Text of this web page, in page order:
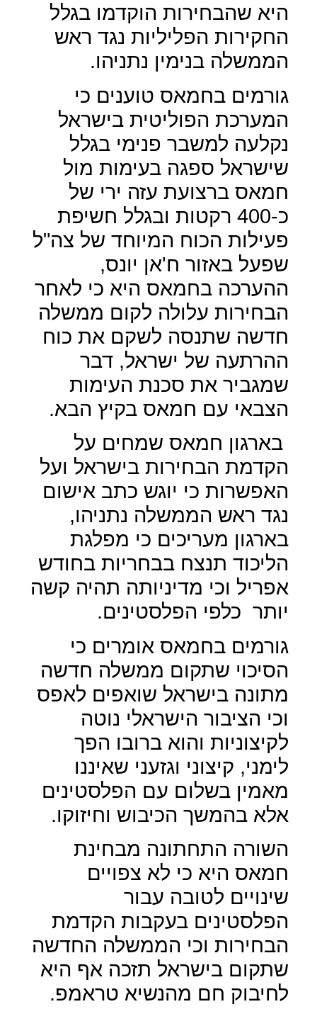
היא שהבחירות הוקדמו בגלל
החקירות הפליליות נגד ראש
הממשלה בנימין נתניהו.
גורמים בחמאס טוענים כי
המערכת הפוליטית בישראל
נקלעה למשבר פנימי בגלל
שישראל ספגה בעימות מול
חמאס ברצועת עזה ירי של
כ-400 רקטות ובגלל חשיפת
פעילות הכוח המיוחד של צה"ל
שפעל באזור ח'אן יונס,
ההערכה בחמאס היא כי לאחר
הבחירות עלולה לקום ממשלה
חדשה שתנסה לשקם את כוח
ההרתעה של ישראל, דבר
שמגביר את סכנת העימות
הצבאי עם חמאס בקיץ הבא.
בארגון חמאס שמחים על
הקדמת הבחירות בישראל ועל
האפשרות כי יוגש כתב אישום
נגד ראש הממשלה נתניהו,
בארגון מעריכים כי מפלגת
הליכוד תנצח בבחריות בחודש
אפריל וכי מדיניותה תהיה קשה
יותר כלפי הפלסטינים.
גורמים בחמאס אומרים כי
הסיכוי שתקום ממשלה חדשה
מתונה בישראל שואפים לאפס
וכי הציבור הישראלי נוטה
לקיצוניות והוא ברובו הפך
לימני, קיצוני וגזעני שאיננו
מאמין בשלום עם הפלסטינים
אלא בהמשך הכיבוש וחיזוקו.
השורה התחתונה מבחינת
חמאס היא כי לא צפויים
שינויים לטובה עבור
הפלסטינים בעקבות הקדמת
הבחירות וכי הממשלה החדשה
שתקום בישראל תזכה אף היא
לחיבוק חם מהנשיא טראמפ.